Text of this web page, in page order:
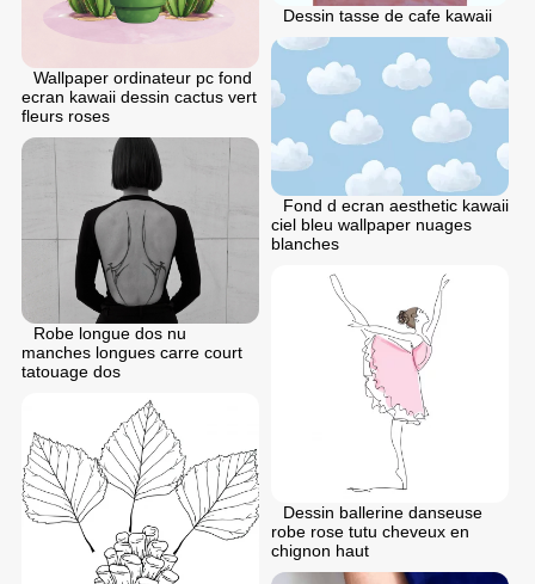
Dessin tasse de cafe kawaii
Wallpaper ordinateur pc fond
ecran kawaii dessin cactus vert
fleurs roses
Fond d ecran aesthetic kawaii
ciel bleu wallpaper nuages
blanches
Robe longue dos nu
manches longues carre court
tatouage dos
Dessin ballerine danseuse
robe rose tutu cheveux en
chignon haut